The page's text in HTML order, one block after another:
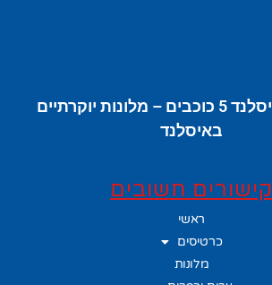
מלונות באיסלנד 5 כוכבים – מלונות יוקרתיים
באיסלנד
קישורים חשובים
ראשי
כרטיסים
מלונות